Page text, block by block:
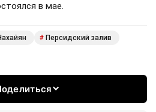
в мае.
# Персидский залив